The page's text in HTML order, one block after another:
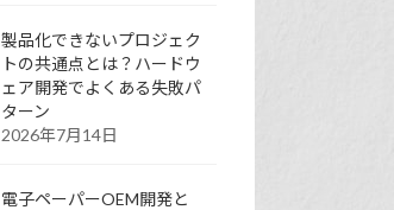
製品化できないプロジェク
トの共通点とは？ハードウ
ェア開発でよくある失敗パ
ターン
2026年7月14日
電子ペーパーOEM開発と